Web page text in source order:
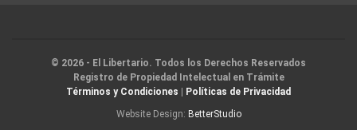
© 2026 - El Libertario. Todos los Derechos Reservados
Registro de Propiedad Intelectual en Trámite
Términos y Condiciones | Políticas de Privacidad
Website Design: BetterStudio